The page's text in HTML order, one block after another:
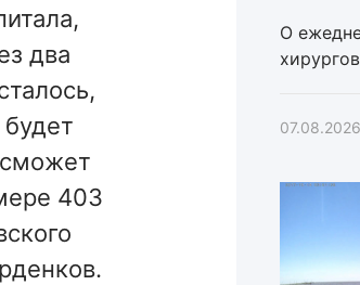
два
сможет
403
О
07.08.2026